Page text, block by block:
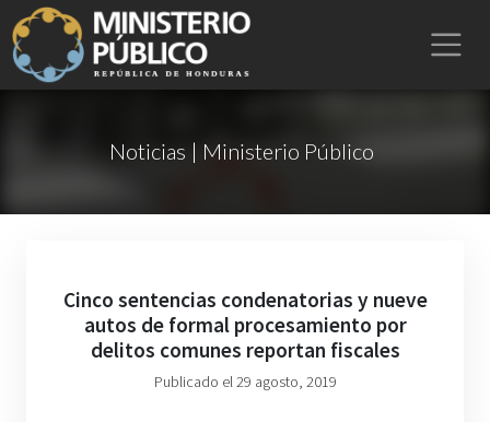
Noticias | Ministerio Público
Cinco sentencias condenatorias y nueve
autos de formal procesamiento por
delitos comunes reportan fiscales
Publicado el 29 agosto, 2019